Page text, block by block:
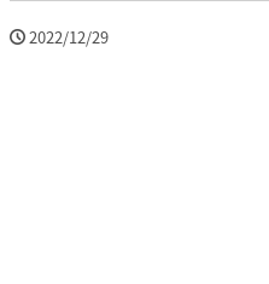
2022/12/29